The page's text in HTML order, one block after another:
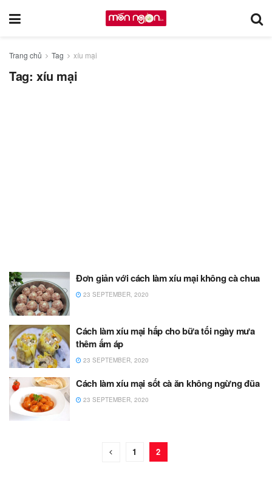
Trang chủ Tag xíu mại
Tag: xíu mại
Đơn giản với cách làm xíu mại không cà chua
23 SEPTEMBER, 2020
Cách làm xíu mại hấp cho bữa tối ngày mưa
thêm ấm áp
23 SEPTEMBER, 2020
Cách làm xíu mại sốt cà ăn không ngừng đũa
23 SEPTEMBER, 2020
1 2